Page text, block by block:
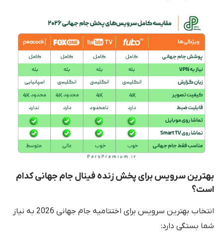
بهترین سرویس برای پخش زنده فینال جام جهانی کدام
است؟
انتخاب بهترین سرویس برای اختتامیه جام جهانی 2026 به نیاز
شما بستگی دارد: